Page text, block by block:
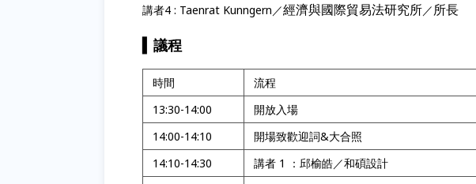
講者4 : Taenrat Kunngern／經濟與國際貿易法研究所／所長
議程
時間
流程
13:30-14:00
開放入場
14:00-14:10
開場致歡迎詞&大合照
14:10-14:30
講者 1 ：邱榆皓／和碩設計